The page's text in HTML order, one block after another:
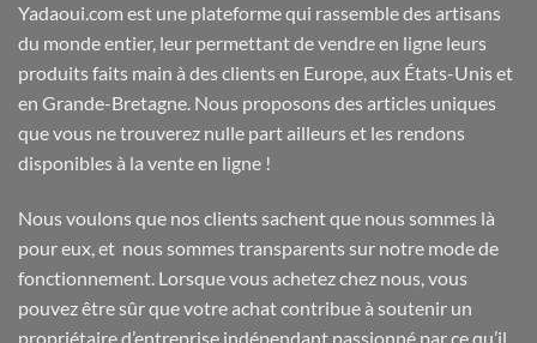
Yadaoui.com est une plateforme qui rassemble des artisans
du monde entier, leur permettant de vendre en ligne leurs
produits faits main à des clients en Europe, aux États-Unis et
en Grande-Bretagne. Nous proposons des articles uniques
que vous ne trouverez nulle part ailleurs et les rendons
disponibles à la vente en ligne !
Nous voulons que nos clients sachent que nous sommes là
pour eux, et nous sommes transparents sur notre mode de
fonctionnement. Lorsque vous achetez chez nous, vous
pouvez être sûr que votre achat contribue à soutenir un
propriétaire d’entreprise indépendant passionné par ce qu’il